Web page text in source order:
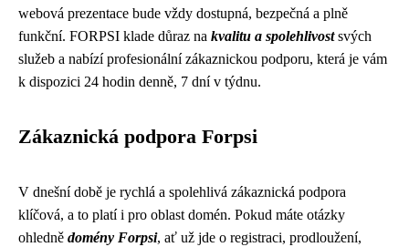
webová prezentace bude vždy dostupná, bezpečná a plně
funkční. FORPSI klade důraz na kvalitu a spolehlivostsvých
služeb a nabízí profesionální zákaznickou podporu, která je vám
k dispozici 24 hodin denně, 7 dní v týdnu.
Zákaznická podpora Forpsi
V dnešní době je rychlá a spolehlivá zákaznická podpora
klíčová, a to platí i pro oblast domén. Pokud máte otázky
ohledně domény Forpsi, ať už jde o registraci, prodloužení,